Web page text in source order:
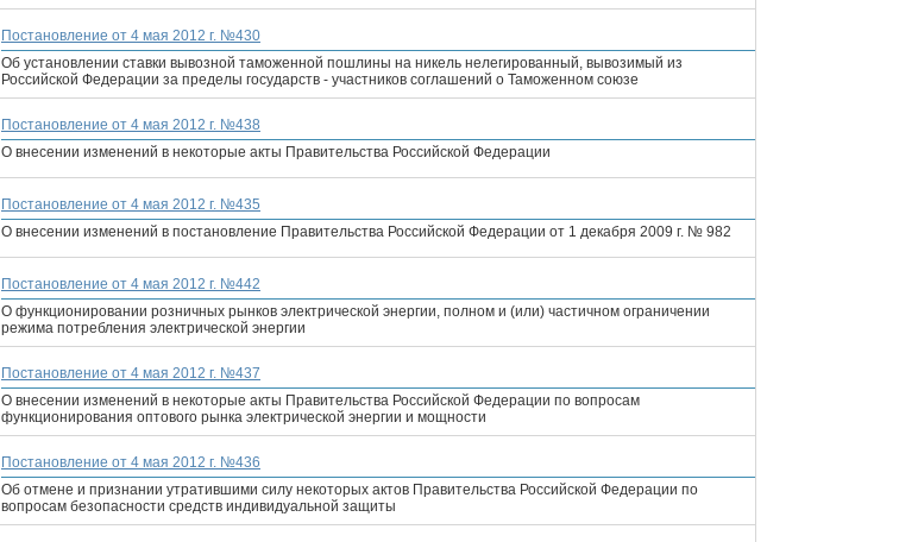
Постановление от 4 мая 2012 г. №430
Об установлении ставки вывозной таможенной пошлины на никель нелегированный, вывозимый из
Российской Федерации за пределы государств - участников соглашений о Таможенном союзе
Постановление от 4 мая 2012 г. №438
О внесении изменений в некоторые акты Правительства Российской Федерации
Постановление от 4 мая 2012 г. №435
О внесении изменений в постановление Правительства Российской Федерации от 1 декабря 2009 г. № 982
Постановление от 4 мая 2012 г. №442
О функционировании розничных рынков электрической энергии, полном и (или) частичном ограничении
режима потребления электрической энергии
Постановление от 4 мая 2012 г. №437
О внесении изменений в некоторые акты Правительства Российской Федерации по вопросам
функционирования оптового рынка электрической энергии и мощности
Постановление от 4 мая 2012 г. №436
Об отмене и признании утратившими силу некоторых актов Правительства Российской Федерации по
вопросам безопасности средств индивидуальной защиты